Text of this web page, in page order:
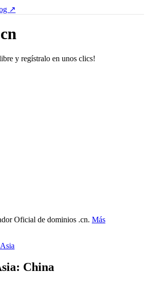
↗
y regístralo en unos clics!
Oficial de dominios .cn. Más
China